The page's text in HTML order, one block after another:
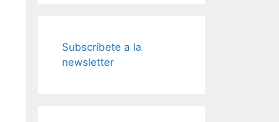
Subscríbete a la
newsletter